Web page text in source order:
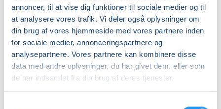
annoncer, til at vise dig funktioner til sociale medier og til
at analysere vores trafik. Vi deler også oplysninger om
din brug af vores hjemmeside med vores partnere inden
for sociale medier, annonceringspartnere og
analysepartnere. Vores partnere kan kombinere disse
data med andre oplysninger, du har givet dem, eller som
de har indsamlet fra din brug af deres tjenester.
RAKU
Workshop
på
Tåsinge
Weekend
Ledige pladser
lør. 21.11.2026, 11.00
Svendborg
Anette Veber Pedersen